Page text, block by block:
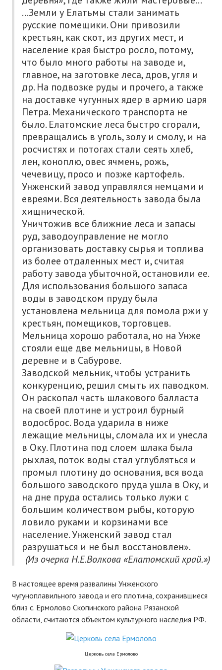
…Земли у Елатьмы стали занимать
русские помещики. Они привозили
крестьян, как скот, из других мест, и
население края быстро росло, потому,
что было много работы на заводе и,
главное, на заготовке леса, дров, угля и
др. На подвозке руды и прочего, а также
на доставке чугунных ядер в армию царя
Петра. Механического транспорта не
было. Елатомские леса быстро сгорали,
превращались в уголь, золу и смолу, и на
росчистях и потогах стали сеять хлеб,
лен, коноплю, овес ячмень, рожь,
чечевицу, просо и позже картофель.
Унженский завод управлялся немцами и
евреями. Вся деятельность завода была
хищнической.
Уничтожив все ближние леса и запасы
руд, заводоуправление не могло
организовать доставку сырья и топлива
из более отдаленных мест и, считая
работу завода убыточной, остановили ее.
Для использования большого запаса
воды в заводском пруду была
установлена мельница для помола ржи у
крестьян, помещиков, торговцев.
Мельница хорошо работала, но на Унже
стояли еще две мельницы, в Новой
деревне и в Сабурове.
Заводской мельник, чтобы устранить
конкуренцию, решил смыть их паводком.
Он раскопал часть шлакового балласта
на своей плотине и устроил бурный
водосброс. Вода ударила в ниже
лежащие мельницы, сломала их и унесла
в Оку. Плотина под слоем шлака была
рыхлая, поток воды стал углубляться и
промыл плотину до основания, вся вода
большого заводского пруда ушла в Оку, и
на дне пруда остались только лужи с
большим количеством рыбы, которую
ловило руками и корзинами все
население. Унженский завод стал
разрушаться и не был восстановлен».
(Из очерка Н.Е.Волкова «Елатомский край.»)
В настоящее время развалины Унженского
чугуноплавильного завода и его плотина, сохранившиеся
близ с. Ермолово Скопинского района Рязанской
области, считаются объектом культурного наследия РФ.
Церковь села Ермолово